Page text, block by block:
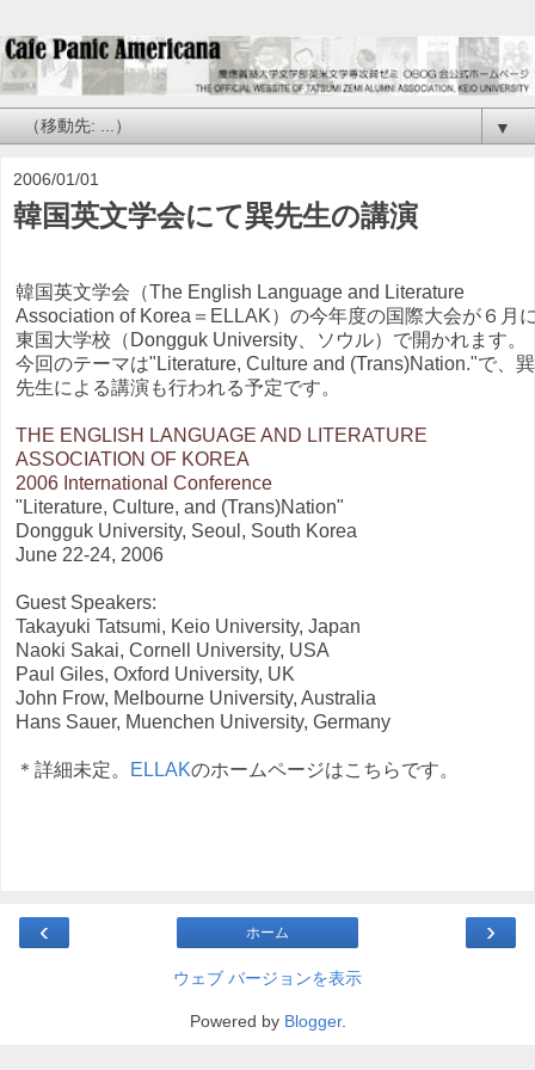
▼
2006/01/01
韓国英文学会にて巽先生の講演
韓国英文学会（The English Language and Literature
Association of Korea＝ELLAK）の今年度の国際大会が６月
東国大学校（Dongguk University、ソウル）で開かれます。
今回のテーマは"Literature, Culture and (Trans)Nation."で、巽
先生による講演も行われる予定です。
THE ENGLISH LANGUAGE AND LITERATURE
ASSOCIATION OF KOREA
2006 International Conference
"Literature, Culture, and (Trans)Nation"
Dongguk University, Seoul, South Korea
June 22-24, 2006
Guest Speakers:
Takayuki Tatsumi, Keio University, Japan
Naoki Sakai, Cornell University, USA
Paul Giles, Oxford University, UK
John Frow, Melbourne University, Australia
Hans Sauer, Muenchen University, Germany
＊詳細未定。 ELLAKのホームページはこちらです。
‹ ›
ホーム
ウェブ バージョンを表示
Powered by Blogger.